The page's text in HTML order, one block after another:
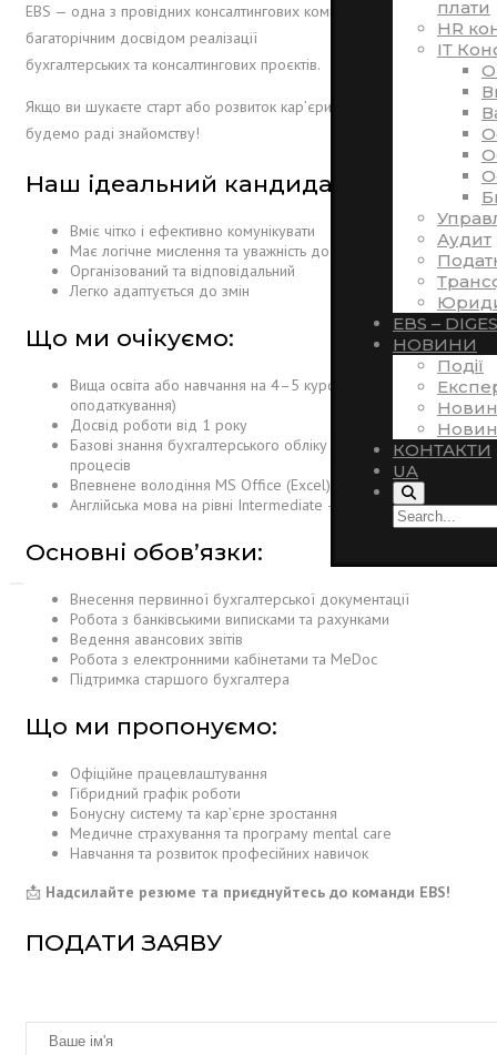
плати
HR
ІТ
Аудит
EBS –
НОВИНИ
Події
КОНТАКТИ
UA
EBS — одна з провідних консалтингових компаній України з
багаторічним досвідом реалізації
бухгалтерських та консалтингових проєктів.
Якщо ви шукаєте старт або розвиток кар’єри в бухгалтерії —
будемо раді знайомству!
Наш ідеальний кандидат:
Вміє чітко і ефективно комунікувати
Має логічне мислення та уважність до деталей
Організований та відповідальний
Легко адаптується до змін
Що ми очікуємо:
Вища освіта або навчання на 4–5 курсах (облік і аудит /
оподаткування)
Досвід роботи від 1 року
Базові знання бухгалтерського обліку та фінансових
процесів
Впевнене володіння MS Office (Excel)
Англійська мова на рівні Intermediate — буде перевагою
Основні обов’язки:
Внесення первинної бухгалтерської документації
Робота з банківськими виписками та рахунками
Ведення авансових звітів
Робота з електронними кабінетами та MeDoc
Підтримка старшого бухгалтера
Що ми пропонуємо:
Офіційне працевлаштування
Гібридний графік роботи
Бонусну систему та кар’єрне зростання
Медичне страхування та програму mental care
Навчання та розвиток професійних навичок
📩 Надсилайте резюме та приєднуйтесь до команди EBS!
ПОДАТИ ЗАЯВУ